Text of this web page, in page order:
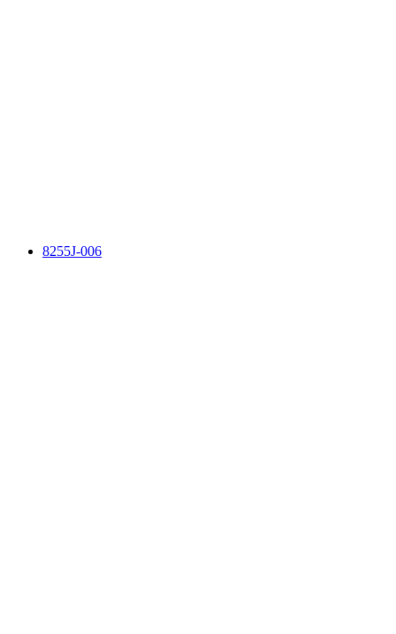
8255J-006